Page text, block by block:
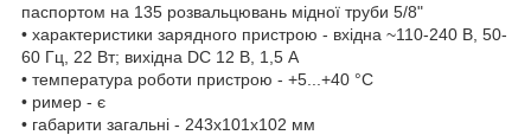
паспортом на 135 розвальцювань мідної труби 5/8"
• характеристики зарядного пристрою - вхідна ~110-240 В, 50-
60 Гц, 22 Вт; вихідна DC 12 В, 1,5 А
• температура роботи пристрою - +5...+40 °С
• ример - є
• габарити загальні - 243х101х102 мм